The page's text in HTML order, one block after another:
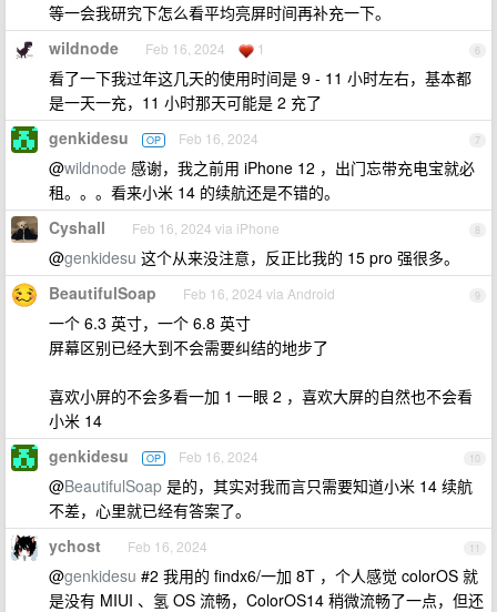
等一会我研究下怎么看平均亮屏时间再补充一下。
6
wildnode Feb 16, 2024 1
看了一下我过年这几天的使用时间是 9 - 11 小时左右，基本都
是一天一充，11 小时那天可能是 2 充了
7
genkidesu OP Feb 16, 2024
@wildnode 感谢，我之前用 iPhone 12 ，出门忘带充电宝就必
租。。。看来小米 14 的续航还是不错的。
8
Cyshall Feb 16, 2024 via iPhone
@genkidesu 这个从来没注意，反正比我的 15 pro 强很多。
9
BeautifulSoap Feb 16, 2024 via Android
一个 6.3 英寸，一个 6.8 英寸
屏幕区别已经大到不会需要纠结的地步了
喜欢小屏的不会多看一加 1 一眼 2 ，喜欢大屏的自然也不会看
小米 14
10
genkidesu OP Feb 16, 2024
@BeautifulSoap 是的，其实对我而言只需要知道小米 14 续航
不差，心里就已经有答案了。
11
ychost Feb 16, 2024
@genkidesu #2 我用的 findx6/一加 8T ，个人感觉 colorOS 就
是没有 MIUI 、氢 OS 流畅，ColorOS14 稍微流畅了一点，但还